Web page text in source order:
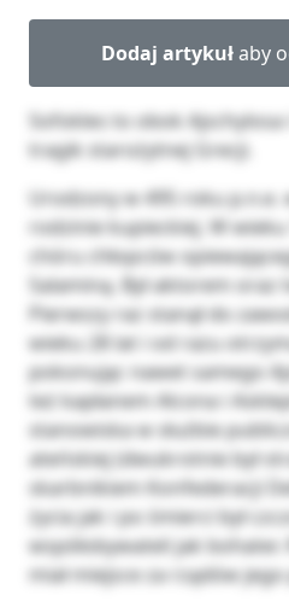
Dodaj artykułaby
Sofokles to obok
tragik starożytnej Grecji.
Urodzony w 495 roku
rodzinie kupieckiej. W
chóru chłopców
Salaminą. Był aktorem
Pierwszy raz stanął do
wieku 28 lat i od razu
pokonując nawet samego
też kapłanem Alcona i
stanowiska w służbie
ateńskiej (dwukrotnie był
skarbnikiem Konfederacji
życia jak i po śmierci był
współobywateli jak
miał miejsce za rządów